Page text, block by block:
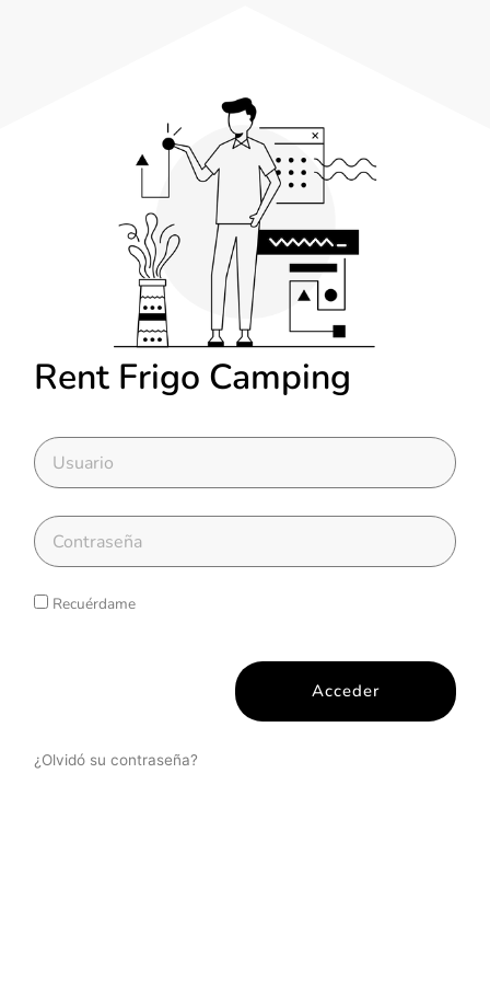
Rent Frigo Camping
Recuérdame
Acceder
¿Olvidó su contraseña?